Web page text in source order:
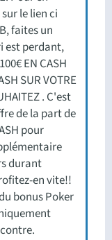
le lien ci
faites un
est perdant,
EN CASH
SUR VOTRE
. C'est
de la part de
pour
durant
en vite!!
bonus Poker